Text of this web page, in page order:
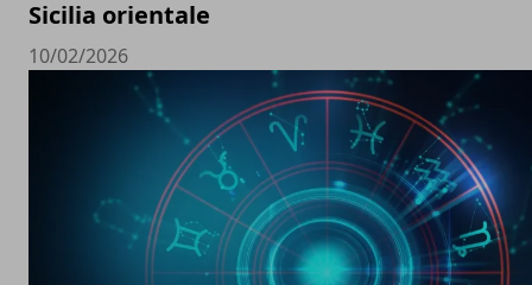
Sicilia orientale
10/02/2026